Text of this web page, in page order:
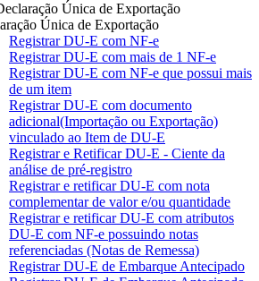
Única de Exportação
Única de Exportação
Registrar DU-E com NF-e
Registrar DU-E com mais de 1 NF-e
Registrar DU-E com NF-e que possui mais
de um item
Registrar DU-E com documento
adicional(Importação ou Exportação)
vinculado ao Item de DU-E
Registrar e Retificar DU-E - Ciente da
análise de pré-registro
Registrar e retificar DU-E com nota
complementar de valor e/ou quantidade
Registrar e retificar DU-E com atributos
DU-E com NF-e possuindo notas
referenciadas (Notas de Remessa)
Registrar DU-E de Embarque Antecipado